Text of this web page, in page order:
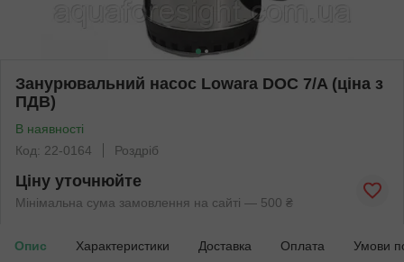
Занурювальний насос Lowara DOC 7/A (ціна з
ПДВ)
В наявності
Код: 22-0164
Роздріб
Ціну уточнюйте
Мінімальна сума замовлення на сайті — 500 ₴
Опис Характеристики Доставка Оплата Умови